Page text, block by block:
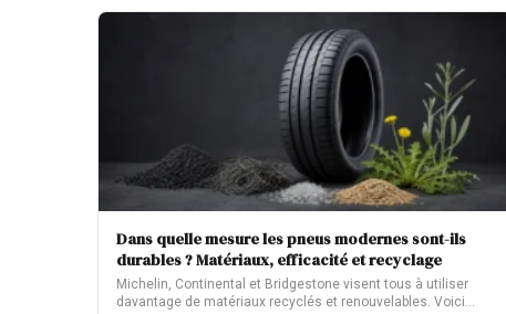
Dans quelle mesure les pneus modernes sont-ils
durables ? Matériaux, efficacité et recyclage
Michelin, Continental et Bridgestone visent tous à utiliser
davantage de matériaux recyclés et renouvelables. Voici…